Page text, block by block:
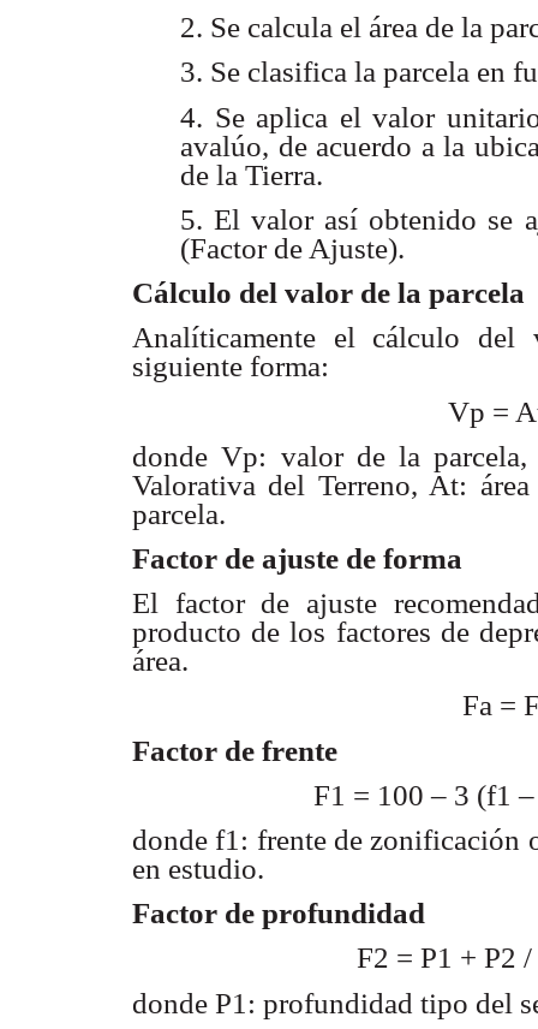
2. Se calcula el área de la
3. Se clasifica la parcela en
4. Se aplica el valor
avalúo, de acuerdo a la
de la Tierra.
5. El valor así obtenido se
(Factor de Ajuste).
Cálculo del valor de la parcela
Analíticamente el cálculo
siguiente forma:
Vp =
donde Vp: valor de la
Valorativa del Terreno, At:
parcela.
Factor de ajuste de forma
El factor de ajuste
producto de los factores de
área.
Fa =
Factor de frente
F1 = 100 – 3 (f1
donde f1: frente de zonificación
en estudio.
Factor de profundidad
F2 = P1 + P2
donde P1: profundidad tipo del